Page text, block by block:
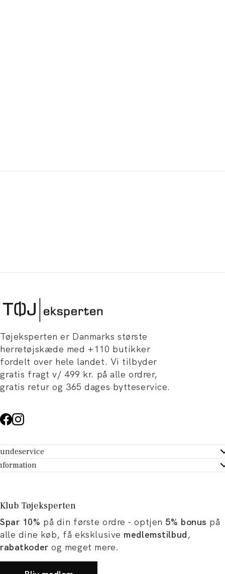
Tøjeksperten er Danmarks største
herretøjskæde med +110 butikker
fordelt over hele landet. Vi tilbyder
gratis fragt v/ 499 kr. på alle ordrer,
gratis retur og 365 dages bytteservice.
- Hjælpecenter
dit køb
Tøjeksperten
og artikler
og karriere
Klub Tøjeksperten
Spar 10% på din første ordre - optjen 5% bonus på
alle dine køb, få eksklusive medlemstilbud,
rabatkoder og meget mere.